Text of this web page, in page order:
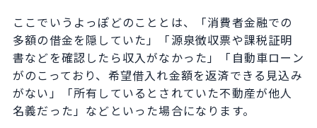
ここでいうよっぽどのこととは、「消費者金融での
多額の借金を隠していた」「源泉徴収票や課税証明
書などを確認したら収入がなかった」「自動車ローン
がのこっており、希望借入れ金額を返済できる見込み
がない」「所有しているとされていた不動産が他人
名義だった」などといった場合になります。